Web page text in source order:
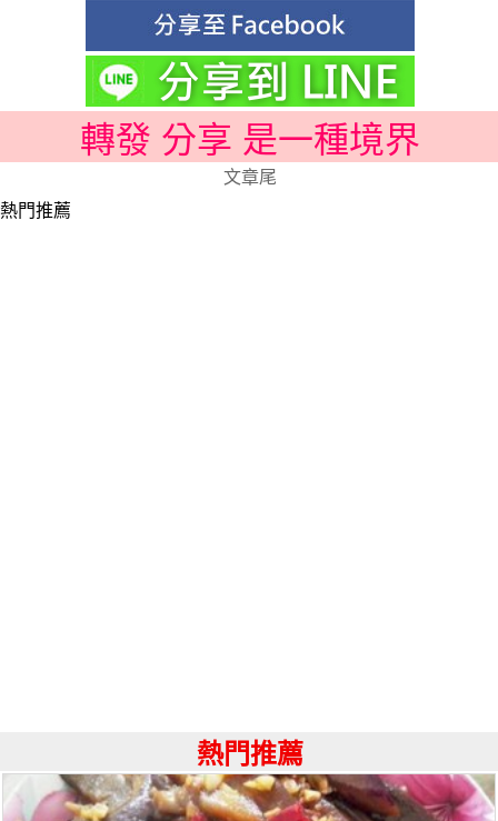
轉發 分享 是一種境界
文章尾
熱門推薦
熱門推薦